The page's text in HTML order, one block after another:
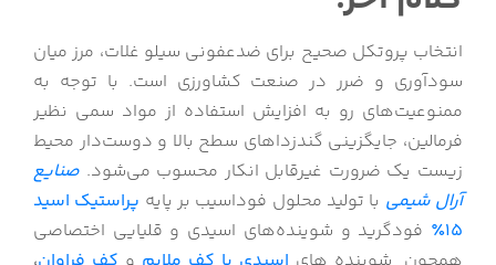
انتخاب پروتکل صحیح برای ضدعفونی سیلو غلات، مرز میان
سودآوری و ضرر در صنعت کشاورزی است. با توجه به
ممنوعیت‌های رو به افزایش استفاده از مواد سمی نظیر
فرمالین، جایگزینی گندزداهای سطح بالا و دوست‌دار محیط
زیست یک ضرورت غیرقابل انکار محسوب می‌شود. صنایع
آرال شیمی با تولید محلول فوداسیب بر پایه پراستیک اسید
۱۵٪
فودگرید و شوینده‌های اسیدی و قلیایی اختصاصی